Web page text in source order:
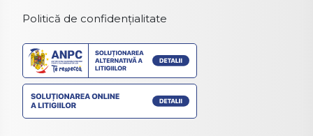
Politică de confidențialitate